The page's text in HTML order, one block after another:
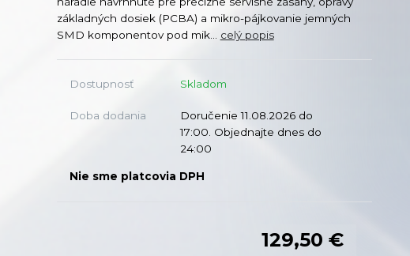
základných dosiek (PCBA) a mikro-pájkovanie jemných
SMD komponentov pod mik... celý popis
Dostupnosť Skladom
Doba dodania
Doručenie 11.08.2026 do
17:00. Objednajte dnes do
24:00
Nie sme platcovia DPH
129,50 €